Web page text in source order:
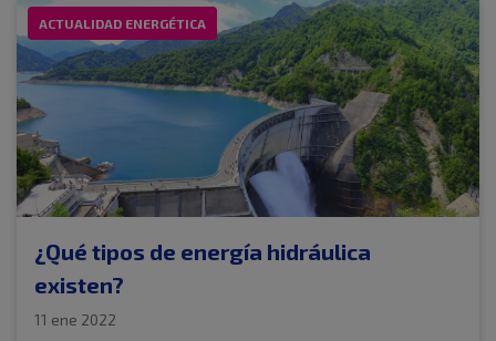
ACTUALIDAD ENERGÉTICA
¿Qué tipos de energía hidráulica
existen?
11 ene 2022